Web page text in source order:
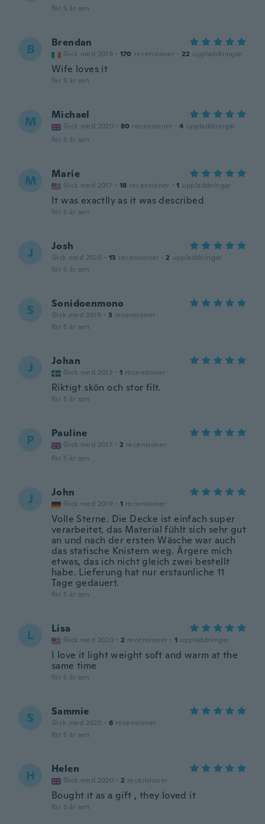
för 5 år sen
B Brendan
Gick med 2019 · 170 recensioner · 22 uppladdningar
Wife loves it
för 5 år sen
M Michael
Gick med 2020 · 80 recensioner · 4 uppladdningar
för 5 år sen
M Marie
Gick med 2017 · 18 recensioner · 1 uppladdningar
It was exactlly as it was described
för 5 år sen
J Josh
Gick med 2020 · 13 recensioner · 2 uppladdningar
för 5 år sen
S Sonidoenmono
Gick med 2019 · 3 recensioner
för 5 år sen
J Johan
Gick med 2013 · 1 recensioner
Riktigt skön och stor filt.
för 5 år sen
P Pauline
Gick med 2017 · 2 recensioner
för 5 år sen
J John
Gick med 2019 · 1 recensioner
Volle Sterne. Die Decke ist einfach super
verarbeitet, das Material fühlt sich sehr gut
an und nach der ersten Wäsche war auch
das statische Knistern weg. Ärgere mich
etwas, das ich nicht gleich zwei bestellt
habe. Lieferung hat nur erstaunliche 11
Tage gedauert.
för 5 år sen
L Lisa
Gick med 2020 · 2 recensioner · 1 uppladdningar
I love it light weight soft and warm at the
same time
för 5 år sen
S Sammie
Gick med 2020 · 6 recensioner
för 5 år sen
H Helen
Gick med 2020 · 2 recensioner
Bought it as a gift , they loved it
för 5 år sen